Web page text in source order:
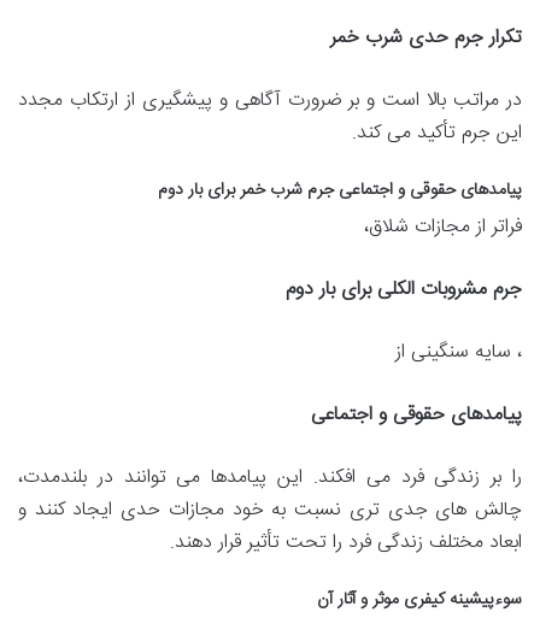
تکرار جرم حدی شرب خمر
در مراتب بالا است و بر ضرورت آگاهی و پیشگیری از ارتکاب مجدد
این جرم تأکید می کند.
پیامدهای حقوقی و اجتماعی جرم شرب خمر برای بار دوم
فراتر از مجازات شلاق،
جرم مشروبات الکلی برای بار دوم
، سایه سنگینی از
پیامدهای حقوقی و اجتماعی
را بر زندگی فرد می افکند. این پیامدها می توانند در بلندمدت،
چالش های جدی تری نسبت به خود مجازات حدی ایجاد کنند و
ابعاد مختلف زندگی فرد را تحت تأثیر قرار دهند.
سوءپیشینه کیفری موثر و آثار آن